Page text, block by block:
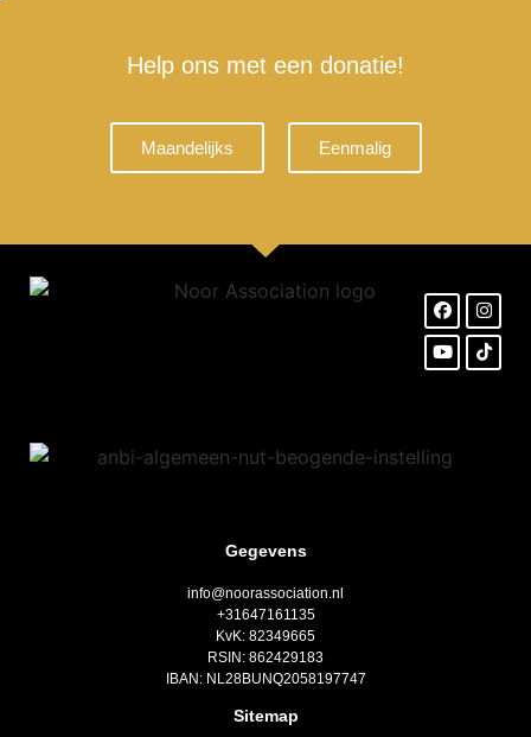
Help ons met een donatie!
Maandelijks Eenmalig
Gegevens
info@noorassociation.nl
+31647161135
KvK: 82349665
RSIN: 862429183
IBAN: NL28BUNQ2058197747
Sitemap